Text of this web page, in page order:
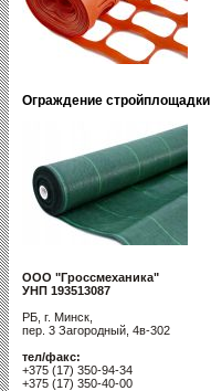
Ограждение стройплощадки
ООО "Гроссмеханика"
УНП 193513087
РБ, г. Минск,
пер. 3 Загородный, 4в-302
тел/факс:
+375 (17) 350-94-34
+375 (17) 350-40-00